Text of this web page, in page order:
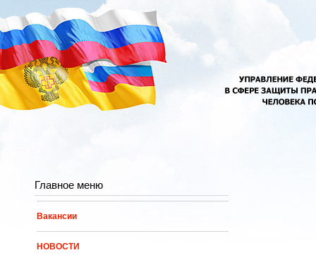
Перейти к основному содержанию
Главное меню
Вакансии
НОВОСТИ